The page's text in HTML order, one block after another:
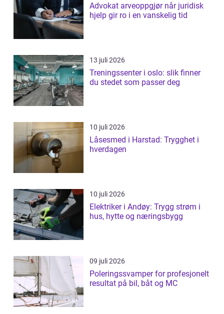
Advokat arveoppgjør når juridisk
hjelp gir ro i en vanskelig tid
13 juli 2026
Treningssenter i oslo: slik finner
du stedet som passer deg
10 juli 2026
Låsesmed i Harstad: Trygghet i
hverdagen
10 juli 2026
Elektriker i Andøy: Trygg strøm i
hus, hytte og næringsbygg
09 juli 2026
Poleringssvamper for profesjonelt
resultat på bil, båt og MC